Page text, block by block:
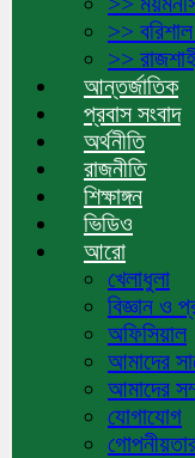
>>
>>
আন্তর্জাতিক
প্রবাস সংবাদ
অর্থনীতি
রাজনীতি
শিক্ষাঙ্গন
ভিডিও
আরো
খেলাধুলা
বিজ্ঞান ও
অফিসিয়াল
আমাদের
আমাদের
যোগাযোগ